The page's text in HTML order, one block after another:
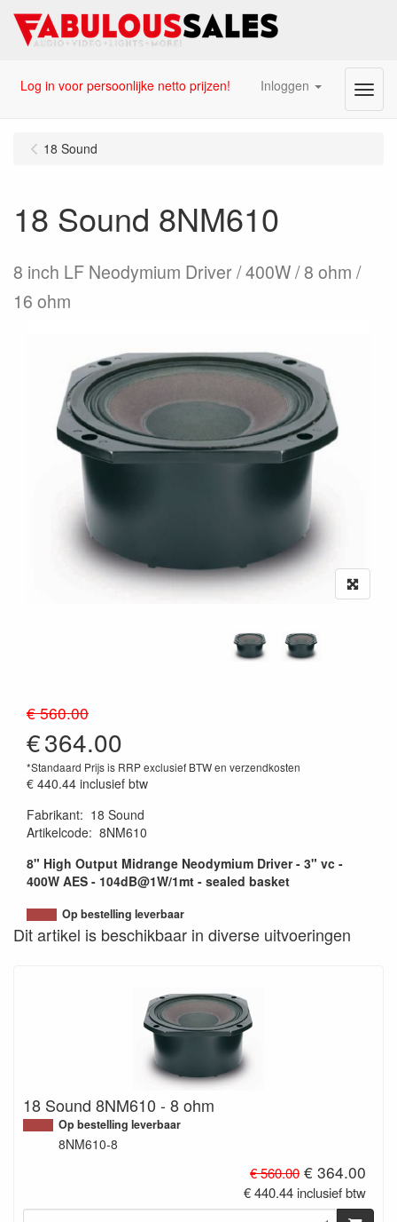
Log in voor persoonlijke netto prijzen! Inloggen Menu
18 Sound
18 Sound 8NM610
8 inch LF Neodymium Driver / 400W / 8 ohm /
16 ohm
€ 560.00
€364.00
*Standaard Prijs is RRP exclusief BTW en verzendkosten
€ 440.44 inclusief btw
Fabrikant: 18 Sound
Artikelcode: 8NM610
8" High Output Midrange Neodymium Driver - 3" vc -
400W AES - 104dB@1W/1mt - sealed basket
Op bestelling leverbaar
Dit artikel is beschikbaar in diverse uitvoeringen
18 Sound 8NM610 - 8 ohm
Op bestelling leverbaar
8NM610-8
€ 560.00€ 364.00
€ 440.44 inclusief btw